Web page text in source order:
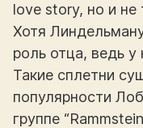
love story, но и не
Хотя
роль отца, ведь у
Такие сплетни
популярности
группе